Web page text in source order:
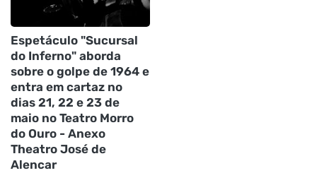
Espetáculo "Sucursal
do Inferno" aborda
sobre o golpe de 1964 e
entra em cartaz no
dias 21, 22 e 23 de
maio no Teatro Morro
do Ouro - Anexo
Theatro José de
Alencar